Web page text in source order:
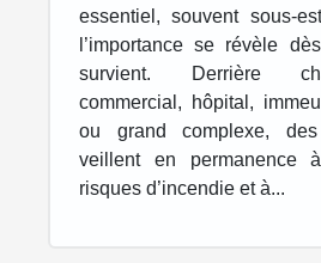
incendie
essentiel, souvent sous-
l’importance se révèle
survient. Derrière
commercial, hôpital,
ou grand complexe, des
veillent en permanence
risques d’incendie et à...